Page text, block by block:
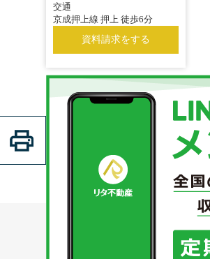
交通
京成押上線 押上 徒歩6分
資料請求をする